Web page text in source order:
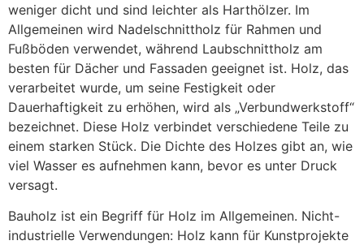
weniger dicht und sind leichter als Harthölzer. Im
Allgemeinen wird Nadelschnittholz für Rahmen und
Fußböden verwendet, während Laubschnittholz am
besten für Dächer und Fassaden geeignet ist. Holz, das
verarbeitet wurde, um seine Festigkeit oder
Dauerhaftigkeit zu erhöhen, wird als „Verbundwerkstoff“
bezeichnet. Diese Holz verbindet verschiedene Teile zu
einem starken Stück. Die Dichte des Holzes gibt an, wie
viel Wasser es aufnehmen kann, bevor es unter Druck
versagt.
Bauholz ist ein Begriff für Holz im Allgemeinen. Nicht-
industrielle Verwendungen: Holz kann für Kunstprojekte